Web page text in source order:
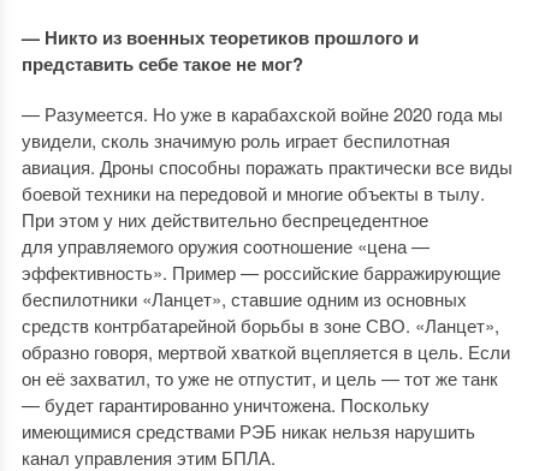
— Никто из военных теоретиков прошлого и
представить себе такое не мог?
— Разумеется. Но уже в карабахской войне 2020 года мы
увидели, сколь значимую роль играет беспилотная
авиация. Дроны способны поражать практически все виды
боевой техники на передовой и многие объекты в тылу.
При этом у них действительно беспрецедентное
для управляемого оружия соотношение «цена —
эффективность». Пример — российские барражирующие
беспилотники «Ланцет», ставшие одним из основных
средств контрбатарейной борьбы в зоне СВО. «Ланцет»,
образно говоря, мертвой хваткой вцепляется в цель. Если
он её захватил, то уже не отпустит, и цель — тот же танк
— будет гарантированно уничтожена. Поскольку
имеющимися средствами РЭБ никак нельзя нарушить
канал управления этим БПЛА.